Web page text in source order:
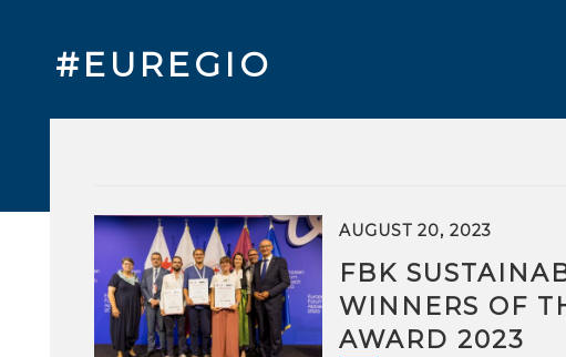
#EUREGIO
AUGUST 20, 2023
FBK
WINNERS OF
AWARD 2023